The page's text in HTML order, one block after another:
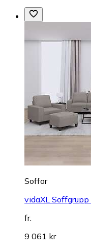
Soffor
vidaXL
fr.
9 061 kr